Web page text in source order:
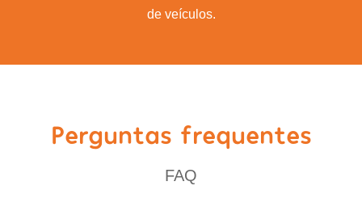
de veículos.
Perguntas frequentes
FAQ